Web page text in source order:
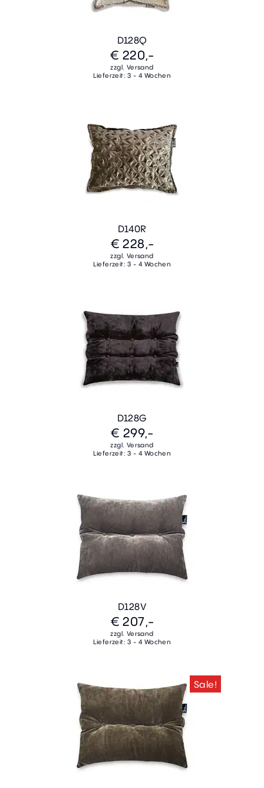
D128Q
€ 220,-
zzgl. Versand
Lieferzeit: 3 - 4 Wochen
D140R
€ 228,-
zzgl. Versand
Lieferzeit: 3 - 4 Wochen
D128G
€ 299,-
zzgl. Versand
Lieferzeit: 3 - 4 Wochen
D128V
€ 207,-
zzgl. Versand
Lieferzeit: 3 - 4 Wochen
Sale!